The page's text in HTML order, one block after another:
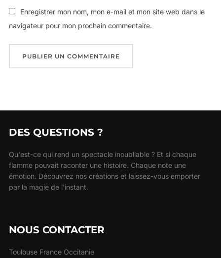
Enregistrer mon nom, mon e-mail et mon site web dans le
navigateur pour mon prochain commentaire.
DES QUESTIONS ?
Qu'est-ce qui rend un spectacle inoubliable ? Et si chaque
flamme pouvait raconter une histoire. Chaque note une
émotion. Découvrez nos créations et laissez-vous emporter
par la magie de l'instant.
NOUS CONTACTER
Toulouse France Occitanie